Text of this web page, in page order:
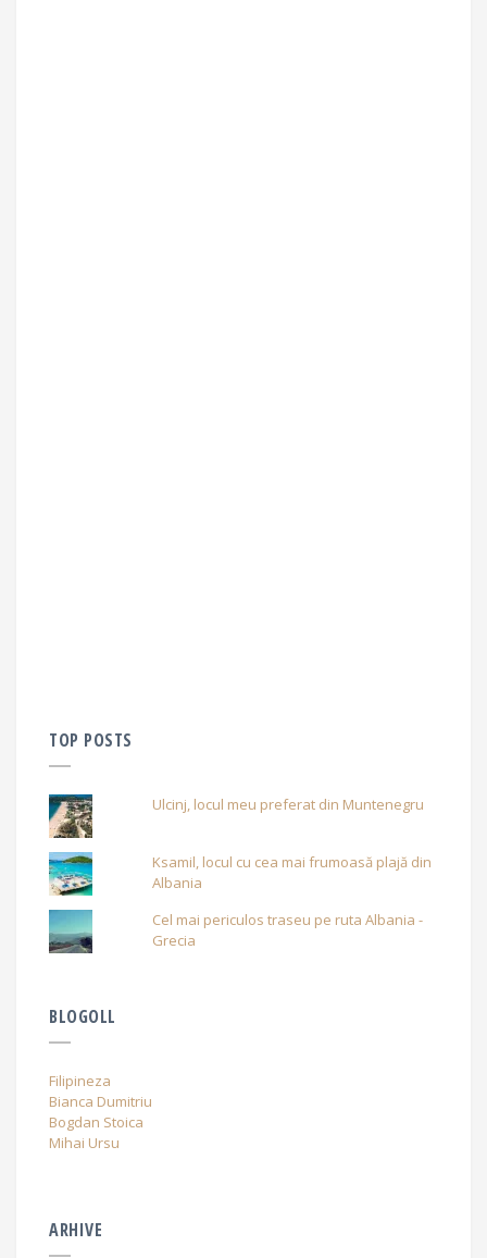
TOP POSTS
Ulcinj, locul meu preferat din Muntenegru
Ksamil, locul cu cea mai frumoasă plajă din
Albania
Cel mai periculos traseu pe ruta Albania -
Grecia
BLOGOLL
Filipineza
Bianca Dumitriu
Bogdan Stoica
Mihai Ursu
ARHIVE